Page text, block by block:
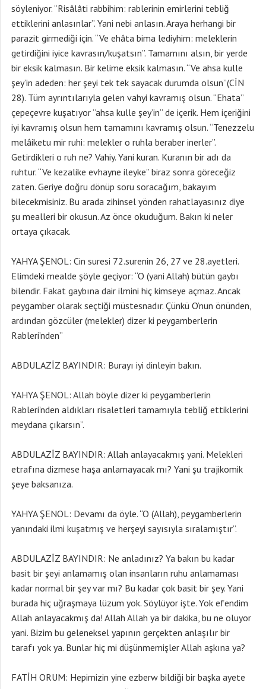
söyleniyor. “Risâlâti rabbihim: rablerinin emirlerini tebliğ
ettiklerini anlasınlar”. Yani nebi anlasın. Araya herhangi bir
parazit girmediği için. “Ve ehâta bima lediyhim: meleklerin
getirdiğini iyice kavrasın/kuşatsın”. Tamamını alsın, bir yerde
bir eksik kalmasın. Bir kelime eksik kalmasın. “Ve ahsa kulle
şey’in adeden: her şeyi tek tek sayacak durumda olsun”(CİN
28). Tüm ayrıntılarıyla gelen vahyi kavramış olsun. “Ehata”
çepeçevre kuşatıyor “ahsa kulle şey’in” de içerik. Hem içeriğini
iyi kavramış olsun hem tamamını kavramış olsun. “Tenezzelu
melâiketu mir ruhi: melekler o ruhla beraber inerler”.
Getirdikleri o ruh ne? Vahiy. Yani kuran. Kuranın bir adı da
ruhtur. “Ve kezalike evhayne ileyke” biraz sonra göreceğiz
zaten. Geriye doğru dönüp soru soracağım, bakayım
bilecekmisiniz. Bu arada zihinsel yönden rahatlayasınız diye
şu mealleri bir okusun. Az önce okuduğum. Bakın ki neler
ortaya çıkacak.
YAHYA ŞENOL: Cin suresi 72.surenin 26, 27 ve 28.ayetleri.
Elimdeki mealde şöyle geçiyor: “O (yani Allah) bütün gaybı
bilendir. Fakat gaybına dair ilmini hiç kimseye açmaz. Ancak
peygamber olarak seçtiği müstesnadır. Çünkü O’nun önünden,
ardından gözcüler (melekler) dizer ki peygamberlerin
Rableri’nden”
ABDULAZİZ BAYINDIR: Burayı iyi dinleyin bakın.
YAHYA ŞENOL: Allah böyle dizer ki peygamberlerin
Rableri’nden aldıkları risaletleri tamamıyla tebliğ ettiklerini
meydana çıkarsın”.
ABDULAZİZ BAYINDIR: Allah anlayacakmış yani. Melekleri
etrafına dizmese haşa anlamayacak mı? Yani şu trajikomik
şeye baksanıza.
YAHYA ŞENOL: Devamı da öyle. “O (Allah), peygamberlerin
yanındaki ilmi kuşatmış ve herşeyi sayısıyla sıralamıştır”.
ABDULAZİZ BAYINDIR: Ne anladınız? Ya bakın bu kadar
basit bir şeyi anlamamış olan insanların ruhu anlamaması
kadar normal bir şey var mı? Bu kadar çok basit bir şey. Yani
burada hiç uğraşmaya lüzum yok. Söylüyor işte. Yok efendim
Allah anlayacakmış da! Allah Allah ya bir dakika, bu ne oluyor
yani. Bizim bu geleneksel yapının gerçekten anlaşılır bir
tarafı yok ya. Bunlar hiç mi düşünmemişler Allah aşkına ya?
FATİH ORUM: Hepimizin yine ezberw bildiği bir başka ayete